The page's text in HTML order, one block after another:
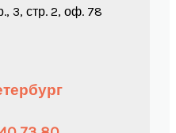
3, стр. 2, оф. 78